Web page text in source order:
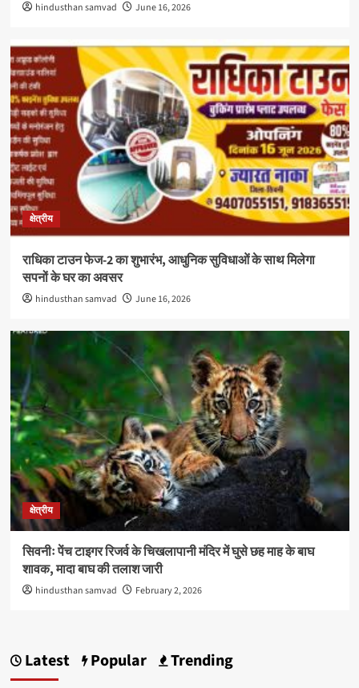
hindusthan samvad June 16, 2026
क्षेत्रीय
राधिका टाउन फेज-2 का शुभारंभ, आधुनिक सुविधाओं के साथ मिलेगा
सपनों के घर का अवसर
hindusthan samvad June 16, 2026
क्षेत्रीय
सिवनीः पेंच टाइगर रिजर्व के चिखलापानी मंदिर में घुसे छह माह के बाघ
शावक, मादा बाघ की तलाश जारी
hindusthan samvad February 2, 2026
Latest Popular Trending